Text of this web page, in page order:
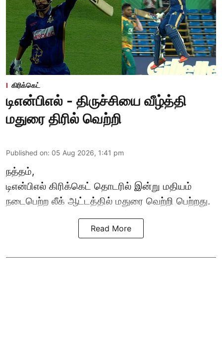
கிரிக்கெட்
டிஎன்பிஎல் - திருச்சியை வீழ்த்தி
மதுரை திரில் வெற்றி
Published on: 05 Aug 2026, 1:41 pm
நத்தம்,
டிஎன்பிஎல் கிரிக்கெட் தொடரில் இன்று மதியம்
நடைபெற்ற லீக் ஆட்டத்தில் மதுரை வெற்றி பெற்றது.
Read More